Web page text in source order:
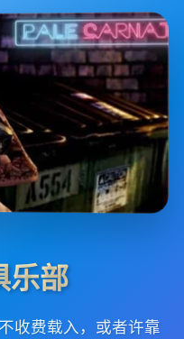
乐部
收费载入，或者许靠